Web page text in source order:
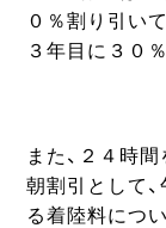
０％割り引い
３年目に３０
また、２４時
朝割引として
る着陸料につ